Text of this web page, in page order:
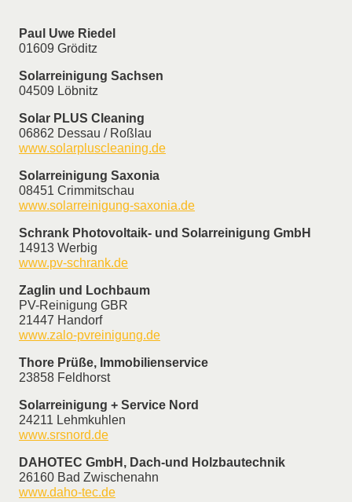
Paul Uwe Riedel
01609 Gröditz
Solarreinigung Sachsen
04509 Löbnitz
Solar PLUS Cleaning
06862 Dessau / Roßlau
www.solarpluscleaning.de
Solarreinigung Saxonia
08451 Crimmitschau
www.solarreinigung-saxonia.de
Schrank Photovoltaik- und Solarreinigung GmbH
14913 Werbig
www.pv-schrank.de
Zaglin und Lochbaum
PV-Reinigung GBR
21447 Handorf
www.zalo-pvreinigung.de
Thore Prüße, Immobilienservice
23858 Feldhorst
Solarreinigung + Service Nord
24211 Lehmkuhlen
www.srsnord.de
DAHOTEC GmbH, Dach-und Holzbautechnik
26160 Bad Zwischenahn
www.daho-tec.de